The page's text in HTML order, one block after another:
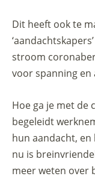
Dit heeft ook te
stroom
voor spanning en
Hoe ga je met de
begeleidt
hun aandacht,
nu is
meer weten over